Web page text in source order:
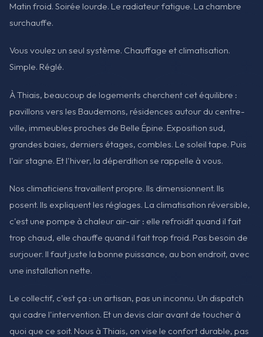
Matin froid. Soirée lourde. Le radiateur fatigue. La chambre
surchauffe.
Vous voulez un seul système. Chauffage et climatisation.
Simple. Réglé.
À Thiais, beaucoup de logements cherchent cet équilibre :
pavillons vers les Baudemons, résidences autour du centre-
ville, immeubles proches de Belle Épine. Exposition sud,
grandes baies, derniers étages, combles. Le soleil tape. Puis
l'air stagne. Et l'hiver, la déperdition se rappelle à vous.
Nos climaticiens travaillent propre. Ils dimensionnent. Ils
posent. Ils expliquent les réglages. La climatisation réversible,
c'est une pompe à chaleur air-air : elle refroidit quand il fait
trop chaud, elle chauffe quand il fait trop froid. Pas besoin de
surjouer. Il faut juste la bonne puissance, au bon endroit, avec
une installation nette.
Le collectif, c'est ça : un artisan, pas un inconnu. Un dispatch
qui cadre l'intervention. Et un devis clair avant de toucher à
quoi que ce soit. Nous à Thiais, on vise le confort durable, pas